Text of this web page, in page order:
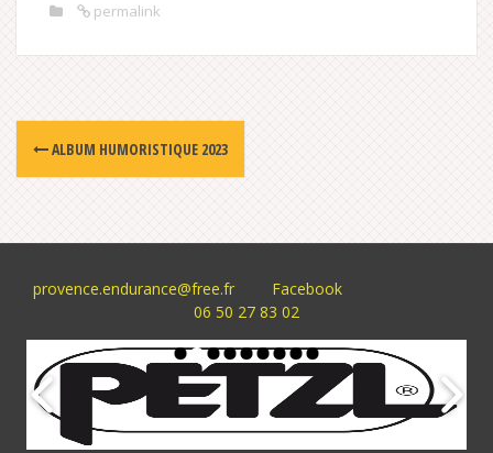
permalink
Post
navigation
ALBUM HUMORISTIQUE 2023
provence.endurance@free.fr
Facebook
06 50 27 83 02